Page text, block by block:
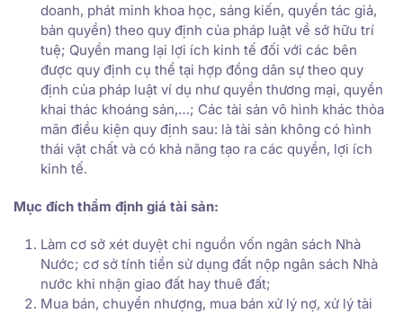
doanh, phát minh khoa học, sáng kiến, quyền tác giả,
bản quyền) theo quy định của pháp luật về sở hữu trí
tuệ; Quyền mang lại lợi ích kinh tế đối với các bên
được quy định cụ thể tại hợp đồng dân sự theo quy
định của pháp luật ví dụ như quyền thương mại, quyền
khai thác khoáng sản,…; Các tài sản vô hình khác thỏa
mãn điều kiện quy định sau: là tài sản không có hình
thái vật chất và có khả năng tạo ra các quyền, lợi ích
kinh tế.
Mục đích thẩm định giá tài sản:
Làm cơ sở xét duyệt chi nguồn vốn ngân sách Nhà
Nước; cơ sở tính tiền sử dụng đất nộp ngân sách Nhà
nước khi nhận giao đất hay thuê đất;
Mua bán, chuyển nhượng, mua bán xử lý nợ, xử lý tài